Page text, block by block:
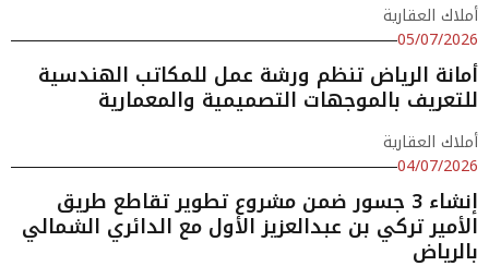
أملاك العقارية
05/07/2026
أمانة الرياض تنظم ورشة عمل للمكاتب الهندسية
للتعريف بالموجهات التصميمية والمعمارية
أملاك العقارية
04/07/2026
إنشاء 3 جسور ضمن مشروع تطوير تقاطع طريق
الأمير تركي بن عبدالعزيز الأول مع الدائري الشمالي
بالرياض